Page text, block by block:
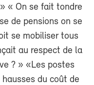
« On se fait tondre
de pensions on se
se mobiliser tous
au respect de la
? » «Les postes
du coût de